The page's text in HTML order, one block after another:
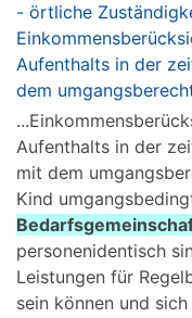
- örtliche
Aufenthalts in der
dem
Aufenthalts in der
mit dem
Kind
personenidentisch
Leistungen für
sein können und